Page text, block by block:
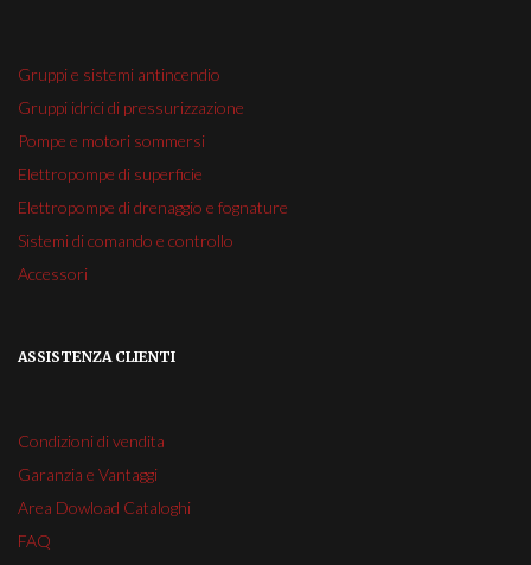
Gruppi e sistemi antincendio
Gruppi idrici di pressurizzazione
Pompe e motori sommersi
Elettropompe di superficie
Elettropompe di drenaggio e fognature
Sistemi di comando e controllo
Accessori
ASSISTENZA CLIENTI
Condizioni di vendita
Garanzia e Vantaggi
Area Dowload Cataloghi
FAQ